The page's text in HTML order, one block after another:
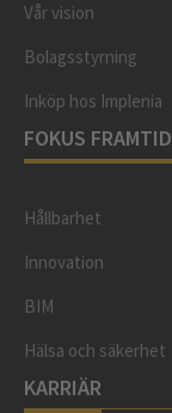
Vår vision
Bolagsstyrning
Inköp hos Implenia
FOKUS FRAMTID
Hållbarhet
Innovation
BIM
Hälsa och säkerhet
KARRIÄR